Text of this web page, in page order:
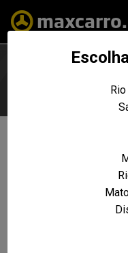
Não foram
para a sua
F-1000 XLT
REALIZE UMA NOVA